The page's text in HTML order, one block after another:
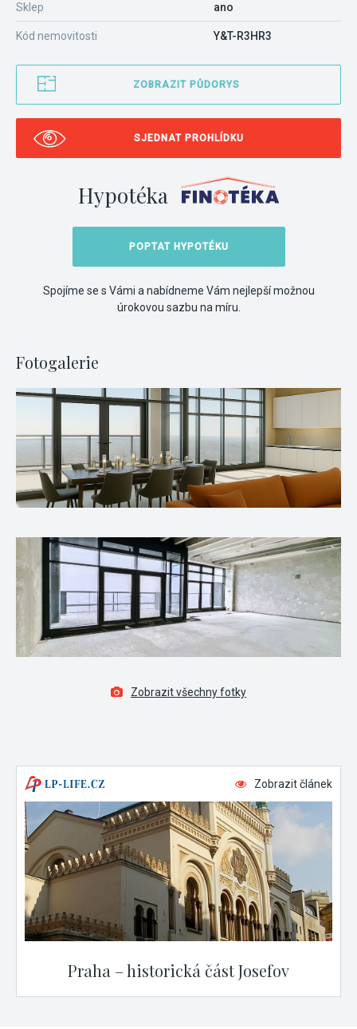
Sklep ano
Kód nemovitosti Y&T-R3HR3
ZOBRAZIT PŮDORYS
SJEDNAT PROHLÍDKU
Hypotéka
POPTAT HYPOTÉKU
Spojíme se s Vámi a nabídneme Vám nejlepší možnou
úrokovou sazbu na míru.
Fotogalerie
Zobrazit všechny fotky
Zobrazit článek
Praha – historická část Josefov